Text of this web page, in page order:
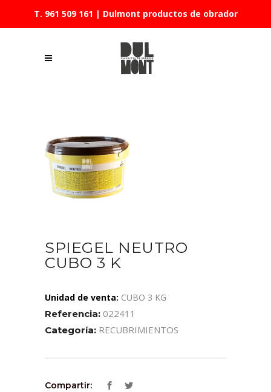
T. 961 509 161 | Dulmont productos de obrador
SPIEGEL NEUTRO
CUBO 3 K
Unidad de venta: CUBO 3 KG
Referencia: 022411
Categoría: RECUBRIMIENTOS
Compartir: